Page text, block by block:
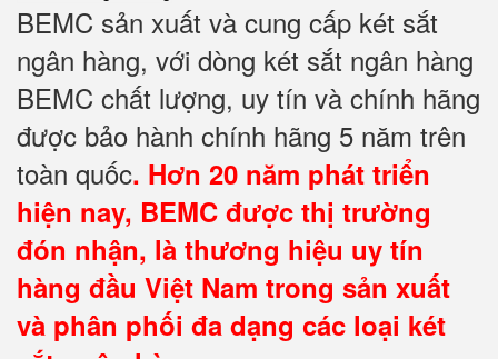
BEMC sản xuất và cung cấp két sắt
ngân hàng, với dòng két sắt ngân hàng
BEMC chất lượng, uy tín và chính hãng
được bảo hành chính hãng 5 năm trên
toàn quốc. Hơn 20 năm phát triển
hiện nay, BEMC được thị trường
đón nhận, là thương hiệu uy tín
hàng đầu Việt Nam trong sản xuất
và phân phối đa dạng các loại két